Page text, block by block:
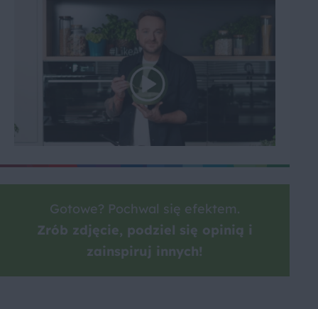
Gotowe? Pochwal się efektem.
Zrób zdjęcie, podziel się opinią i
zainspiruj innych!